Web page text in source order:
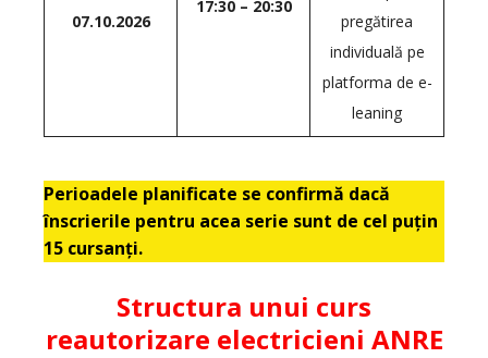
07.10.2026
17:30 – 20:30
pregătirea
individuală pe
platforma de e-
leaning
Perioadele planificate se confirmă dacă
înscrierile pentru acea serie sunt de cel puțin
15 cursanți.
Structura unui curs
reautorizare electricieni ANRE